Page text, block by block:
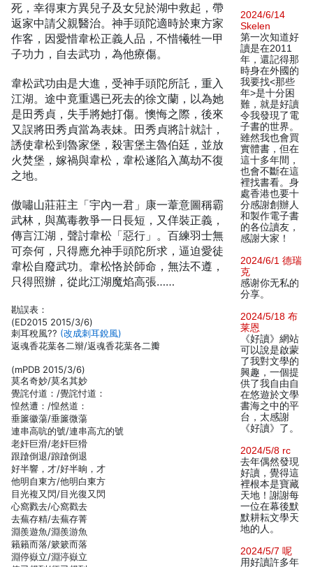
死，幸得東方異兒子及女兒於湖中救起，帶
返家中請父親醫治。神手頭陀適時於東方家
作客，因愛惜韋松正義人品，不惜犧牲一甲
子功力，自去武功，為他療傷。
韋松武功由是大進，受神手頭陀所託，重入
江湖。途中竟重遇已死去的徐文蘭，以為她
是田秀貞，失手將她打傷。懊悔之際，後來
又誤將田秀貞當為表妹。田秀貞將計就計，
誘使韋松到魯家堡，殺害堡主魯伯廷，並放
火焚堡，嫁禍與韋松，韋松遂陷入萬劫不復
之地。
傲嘯山莊莊主「宇內一君」康一葦意圖稱霸
武林，與萬毒教爭一日長短，又佯裝正義，
傳言江湖，聲討韋松「惡行」。百練羽士無
可奈何，只得應允神手頭陀所求，逼迫愛徒
韋松自廢武功。韋松恪於師命，無法不遵，
只得照辦，從此江湖魔焰高張……
勘誤表：
(ED2015 2015/3/6)
刺耳稅風?? (改成刺耳銳風)
返魂香花葉各二辮/返魂香花葉各二瓣
(mPDB 2015/3/6)
莫名奇妙/莫名其妙
覺詫付道：/覺詫忖道：
惶然遭：/惶然道：
垂簾徽蕩/垂簾微蕩
連串高吭的號/連串高亢的號
老奸巨滑/老奸巨猾
跟蹌倒退/踉蹌倒退
好半響，才/好半晌，才
他明自東方/他明白東方
目光複又閃/目光復又閃
心窩戮去/心窩戳去
去蕪存精/去蕪存菁
淵羨遊魚/淵羨游魚
籟籟而落/簌簌而落
淵停嶽立/淵渟嶽立
2024/6/14
Skelen
第一次知道好
讀是在2011
年，還記得那
時身在外國的
我要找<那些
年>是十分困
難，就是好讀
令我發現了電
子書的世界。
雖然我也會買
實體書，但在
這十多年間，
也會不斷在這
裡找書看。身
處香港也要十
分感謝創辦人
和製作電子書
的各位讀友，
感謝大家！
2024/6/1 德瑞
克
感谢你无私的
分享。
2024/5/18 布
莱恩
《好讀》網站
可以說是啟蒙
了我對文學的
興趣，一個提
供了我自由自
在悠遊於文學
書海之中的平
台，太感謝
《好讀》了。
2024/5/8 rc
去年偶然發現
好讀，覺得這
裡根本是寶藏
天地！謝謝每
一位在幕後默
默耕耘文學天
地的人。
2024/5/7 呢
用好讀許多年